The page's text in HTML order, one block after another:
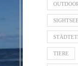
TIERE